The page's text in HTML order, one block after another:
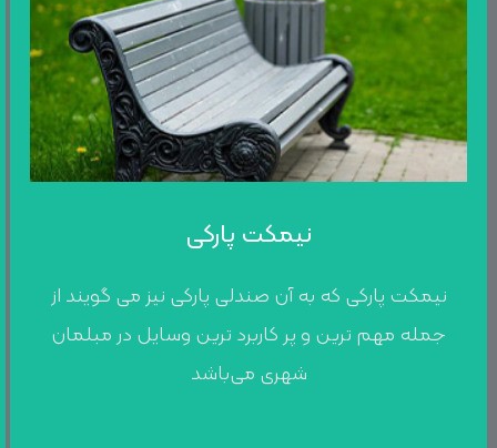
نیمکت پارکی
نیمکت پارکی که به آن صندلی پارکی نیز می گویند از
جمله مهم ‌ترین و پر کاربرد ترین وسایل در مبلمان
شهری می‌باشد